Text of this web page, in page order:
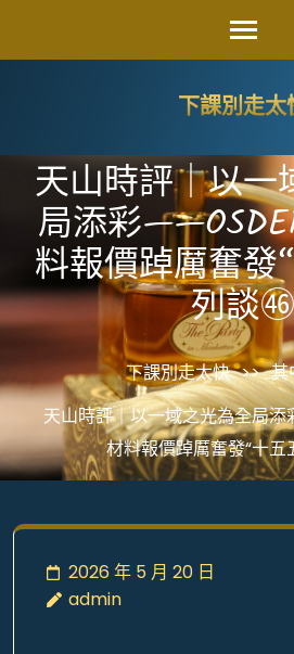
下課別走太
天山時評｜以一
局添彩
料報價踔厲奮發
列談㊻
下課別走太快 >> 其
天山時評｜以一域之光為全局
材料報價踔厲奮發“十五
2026 年 5 月 20 日
admin